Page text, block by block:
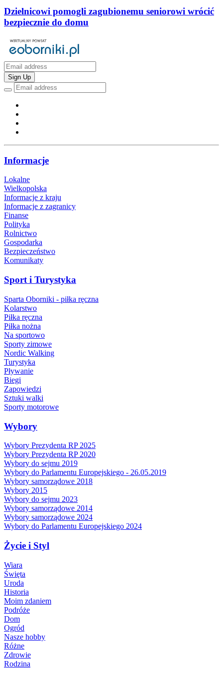
Dzielnicowi pomogli zagubionemu seniorowi wrócić
bezpiecznie do domu
Sign Up
Informacje
Lokalne
Wielkopolska
Informacje z kraju
Informacje z zagranicy
Finanse
Polityka
Rolnictwo
Gospodarka
Bezpieczeństwo
Komunikaty
Sport i Turystyka
Sparta Oborniki - piłka ręczna
Kolarstwo
Piłka ręczna
Piłka nożna
Na sportowo
Sporty zimowe
Nordic Walking
Turystyka
Pływanie
Biegi
Zapowiedzi
Sztuki walki
Sporty motorowe
Wybory
Wybory Prezydenta RP 2025
Wybory Prezydenta RP 2020
Wybory do sejmu 2019
Wybory do Parlamentu Europejskiego - 26.05.2019
Wybory samorządowe 2018
Wybory 2015
Wybory do sejmu 2023
Wybory samorządowe 2014
Wybory samorządowe 2024
Wybory do Parlamentu Europejskiego 2024
Życie i Styl
Wiara
Święta
Uroda
Historia
Moim zdaniem
Podróże
Dom
Ogród
Nasze hobby
Różne
Zdrowie
Rodzina